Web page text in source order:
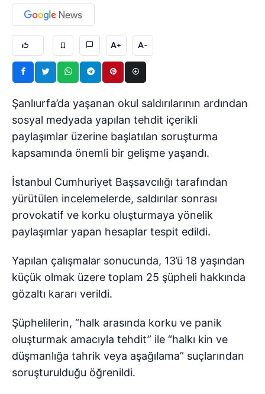
A+ A-
Şanlıurfa’da yaşanan okul saldırılarının ardından
sosyal medyada yapılan tehdit içerikli
paylaşımlar üzerine başlatılan soruşturma
kapsamında önemli bir gelişme yaşandı.
İstanbul Cumhuriyet Başsavcılığı tarafından
yürütülen incelemelerde, saldırılar sonrası
provokatif ve korku oluşturmaya yönelik
paylaşımlar yapan hesaplar tespit edildi.
Yapılan çalışmalar sonucunda, 13’ü 18 yaşından
küçük olmak üzere toplam 25 şüpheli hakkında
gözaltı kararı verildi.
Şüphelilerin, “halk arasında korku ve panik
oluşturmak amacıyla tehdit” ile “halkı kin ve
düşmanlığa tahrik veya aşağılama” suçlarından
soruşturulduğu öğrenildi.